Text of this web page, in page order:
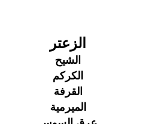
الزعتر
الشيح
الكركم
القرفة
الميرمية